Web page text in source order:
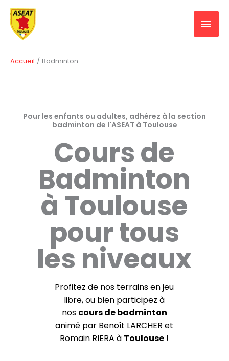
Aller
contenu
Accueil Badminton
Pour les enfants ou adultes, adhérez à la section
badminton de l'ASEAT à Toulouse
Cours de
Badminton
à Toulouse
pour tous
les niveaux
Profitez de nos terrains en jeu
libre, ou bien participez à
nos cours de badminton
animé par Benoît LARCHER et
Romain RIERA à Toulouse !